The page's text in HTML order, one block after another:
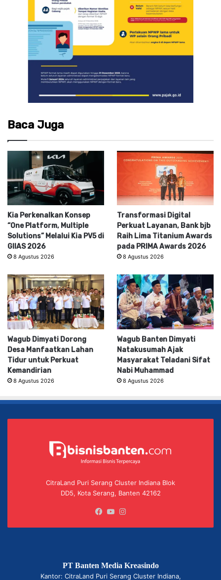
Baca Juga
Kia Perkenalkan Konsep
“One Platform, Multiple
Solutions” Melalui Kia PV5 di
GIIAS 2026
8 Agustus 2026
Transformasi Digital
Perkuat Layanan, Bank bjb
Raih Lima Titanium Awards
pada PRIMA Awards 2026
8 Agustus 2026
Wagub Dimyati Dorong
Desa Manfaatkan Lahan
Tidur untuk Perkuat
Kemandirian
8 Agustus 2026
Wagub Banten Dimyati
Natakusumah Ajak
Masyarakat Teladani Sifat
Nabi Muhammad
8 Agustus 2026
CitraLand Puri Serang Cluster Indiana Blok
DD5, Kota Serang, Banten 42162
Facebook
YouTube
PT Banten Media Kreasindo
Kantor: CitraLand Puri Serang Cluster Indiana,